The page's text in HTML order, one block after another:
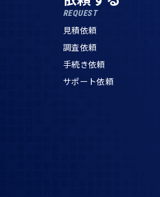
REQUEST
見積依頼
調査依頼
手続き依頼
サポート依頼